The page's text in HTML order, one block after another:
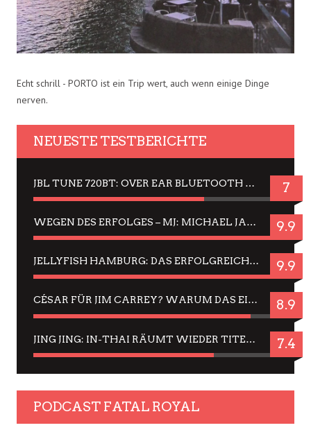
Echt schrill - PORTO ist ein Trip wert, auch wenn einige Dinge
nerven.
NEUESTE TESTBERICHTE
JBL TUNE 720BT: OVER EAR BLUETOOTH KOPFHÖRER UM DIE 50,-€ IM DAUER-TEST 7
WEGEN DES ERFOLGES – MJ: MICHAEL JACKSON MUSICAL IN EINER MATINEE SEHEN 9.9
JELLYFISH HAMBURG: DAS ERFOLGREICHE SOMMER-MENÜ 2025 IN GEFÜHLEN UND BILDERN 9.9
CÉSAR FÜR JIM CARREY? WARUM DAS EINER DER NERVIGSTEN ACTORS IST UND BLEIBT 8.9
JING JING: IN-THAI RÄUMT WIEDER TITEL AB – EIN ZWEI-STUNDEN-ERLEBNISBERICHT 7.4
PODCAST FATAL ROYAL